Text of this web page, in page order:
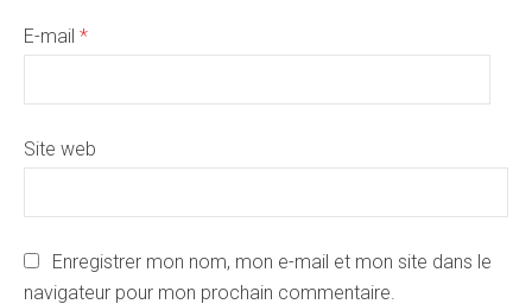
E-mail *
Site web
Enregistrer mon nom, mon e-mail et mon site dans le
navigateur pour mon prochain commentaire.